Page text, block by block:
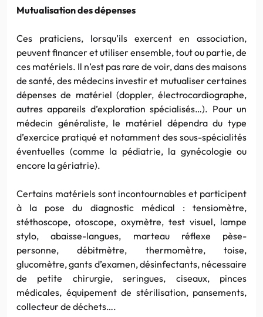
Mutualisation des dépenses
Ces praticiens, lorsqu’ils exercent en association,
peuvent financer et utiliser ensemble, tout ou partie, de
ces matériels. Il n’est pas rare de voir, dans des maisons
de santé, des médecins investir et mutualiser certaines
dépenses de matériel (doppler, électrocardiographe,
autres appareils d’exploration spécialisés…). Pour un
médecin généraliste, le matériel dépendra du type
d’exercice pratiqué et notamment des sous-spécialités
éventuelles (comme la pédiatrie, la gynécologie ou
encore la gériatrie).
Certains matériels sont incontournables et participent
à la pose du diagnostic médical : tensiomètre,
stéthoscope, otoscope, oxymètre, test visuel, lampe
stylo, abaisse-langues, marteau réflexe pèse-
personne, débitmètre, thermomètre, toise,
glucomètre, gants d’examen, désinfectants, nécessaire
de petite chirurgie, seringues, ciseaux, pinces
médicales, équipement de stérilisation, pansements,
collecteur de déchets….